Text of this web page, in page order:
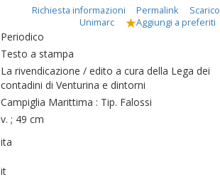
Richiesta informazioni Permalink
Scarico
Unimarc
Aggiungi a preferiti
Periodico
Testo a stampa
La rivendicazione / edito a cura della Lega dei
contadini di Venturina e dintorni
Campiglia Marittima : Tip. Falossi
v. ; 49 cm
ita
it